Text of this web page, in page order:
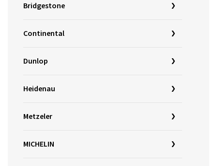
Bridgestone
Continental
Dunlop
Heidenau
Metzeler
MICHELIN